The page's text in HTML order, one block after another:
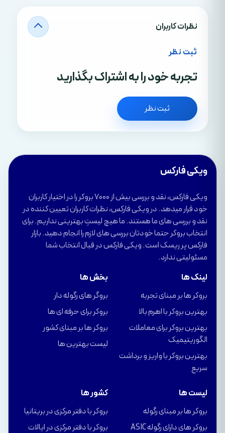
نظرات کاربران
ثبت نظر
تجربه خود را به اشتراک بگذارید
ثبت نظر
ویکی فارکس
ویکی فارکس، نقد و بررسی بیش از 7000 بروکر را در اختیار کاربران
خود قرار میدهد. در ویکی فارکس، نظرات کاربران تعیین کننده در
نقد و بررسی های ما هستند. ما هیچ لیستِ بهترینی نداریم. برای
انتخاب بروکر حتما خودتان بررسی های لازم را انجام دهید. بازار
فارکس پر ریسک است. ویکی فارکس در قبال انتخاب شما
مسئولیتی ندارد.
لینک ها
بروکر ها بر مبنای تجربه
بهترین بروکر با اهرم بالا
بهترین بروکر برای معاملات
الگوریتیمیک
بهترین بروکر با واریز و برداشت
سریع
بخش ها
بروگر های رگوله دار
بروکر برای حرفه ای ها
بروکر ها بر مبنای کشور
لیست بهترین ها
لیست ها
بروکر ها بر مبنای رگوله
بروکر های دارای رگوله ASIC
کشور ها
بروکر با دفتر مرکزی در بریتانیا
بروکر با دفتر مرکزی در ایالات